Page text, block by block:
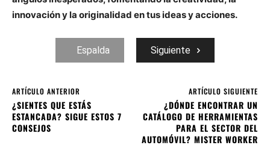
innovación y la originalidad en tus ideas y acciones.
Espalda Siguiente
ARTÍCULO ANTERIOR
¿SIENTES QUE ESTÁS
ESTANCADA? SIGUE ESTOS 7
CONSEJOS
ARTÍCULO SIGUIENTE
¿DÓNDE ENCONTRAR UN
CATÁLOGO DE HERRAMIENTAS
PARA EL SECTOR DEL
AUTOMÓVIL? MISTER WORKER